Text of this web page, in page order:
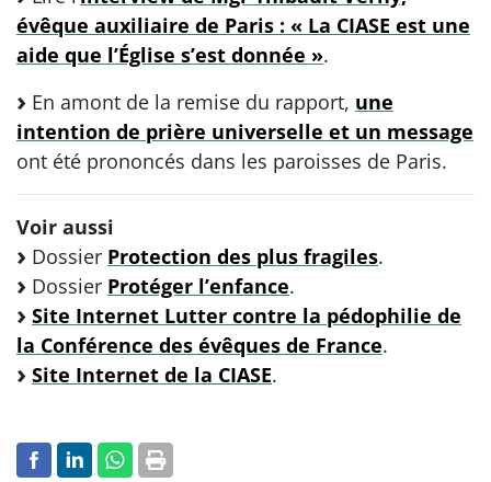
évêque auxiliaire de Paris : « La CIASE est une
aide que l’Église s’est donnée ».
En amont de la remise du rapport, une
intention de prière universelle et un message
ont été prononcés dans les paroisses de Paris.
Voir aussi
Dossier Protection des plus fragiles.
Dossier Protéger l’enfance.
Site Internet Lutter contre la pédophilie de
la Conférence des évêques de France.
Site Internet de la CIASE.